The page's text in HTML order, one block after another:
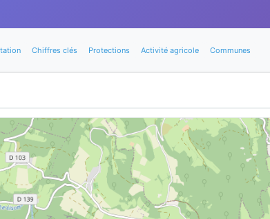
Chiffres clés Protections Activité agricole Communes